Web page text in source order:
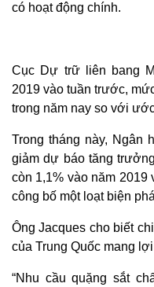
có hoạt động chính.
Cục Dự trữ liên bang
2019 vào tuần trước,
trong năm nay so với
Trong tháng này, Ngân
giảm dự báo tăng
còn 1,1% vào năm 2019
công bố một loạt biện
Ông Jacques cho biết
của Trung Quốc mang
“Nhu cầu quặng sắt